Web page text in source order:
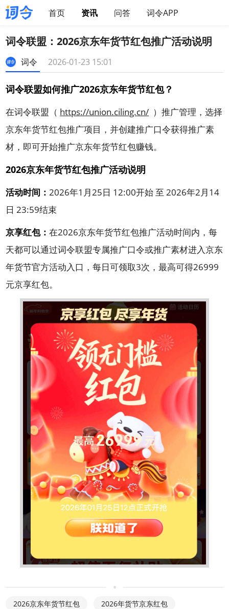
首页 资讯 问答 词令APP
词令联盟：2026京东年货节红包推广活动说明
词令 2026-01-23 15:01
词令联盟如何推广2026京东年货节红包？
在词令联盟（ https://union.ciling.cn/ ）推广管理，选择
京东年货节红包推广项目，并创建推广口令获得推广素
材，即可开始推广京东年货节红包赚钱。
2026京东年货节红包推广活动说明
活动时间：2026年1月25日 12:00开始 至 2026年2月14
日 23:59结束
京享红包：在2026京东年货节红包推广活动时间内，每
天都可以通过词令联盟专属推广口令或推广素材进入京东
年货节官方活动入口，每日可领取3次，最高可得26999
元京享红包。
2026京东年货节红包 2026年货节京东红包